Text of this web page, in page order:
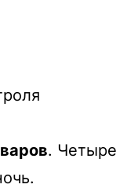
. Четыре